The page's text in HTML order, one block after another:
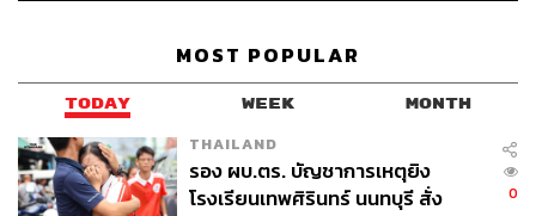
MOST POPULAR
TODAY WEEK MONTH
THAILAND
รอง ผบ.ตร. บัญชาการเหตุยิง
โรงเรียนเทพศิรินทร์ นนทบุรี สั่ง
0